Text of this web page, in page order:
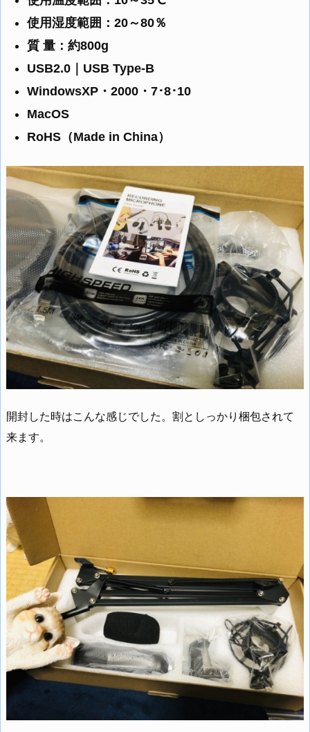
使用湿度範囲：20～80％
質 量：約800g
USB2.0｜USB Type-B
WindowsXP・2000・7･8･10
MacOS
RoHS（Made in China）
開封した時はこんな感じでした。割としっかり梱包されて
来ます。